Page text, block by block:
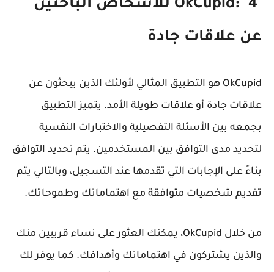
OkCupid: 4 للأشخاص الباحثين
عن علاقات جادة
OkCupid هو التطبيق المثالي لأولئك الذين يبحثون عن
علاقات جادة أو علاقات طويلة الأمد. يتميز التطبيق
بجمعه بين الأسئلة التفصيلية والاختبارات النفسية
لتحديد مدى التوافق بين المستخدمين. يتم تحديد التوافق
بناءً على الإجابات التي تقدمها عند التسجيل، وبالتالي يتم
تقديم شخصيات متوافقة مع اهتماماتك وطموحاتك.
من خلال OkCupid، يمكنك العثور على نساء قريبين منك
والذين يشتركون في اهتماماتك وأهدافك. كما يوفر لك